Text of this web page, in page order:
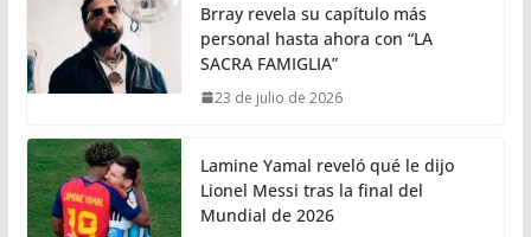
Brray revela su capítulo más
personal hasta ahora con “LA
SACRA FAMIGLIA”
23 de julio de 2026
Lamine Yamal reveló qué le dijo
Lionel Messi tras la final del
Mundial de 2026